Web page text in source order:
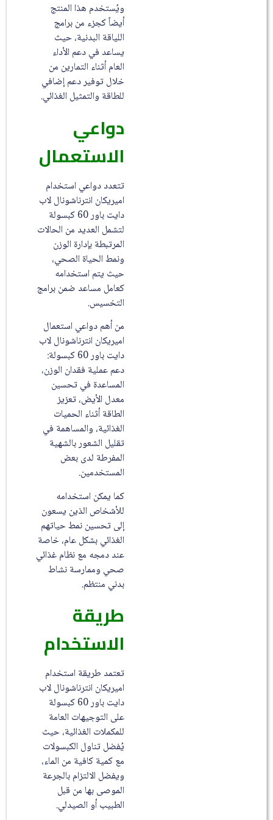
ويُستخدم هذا المنتج
أيضاً كجزء من برامج
اللياقة البدنية، حيث
يساعد في دعم الأداء
العام أثناء التمارين من
خلال توفير دعم إضافي
للطاقة والتمثيل الغذائي.
دواعي
الاستعمال
تتعدد دواعي استخدام
اميريكان انترناشونال لاب
دايت باور 60 كبسولة
لتشمل العديد من الحالات
المرتبطة بإدارة الوزن
ونمط الحياة الصحي،
حيث يتم استخدامه
كعامل مساعد ضمن برامج
التخسيس.
من أهم دواعي استعمال
اميريكان انترناشونال لاب
دايت باور 60 كبسولة:
دعم عملية فقدان الوزن،
المساعدة في تحسين
معدل الأيض، تعزيز
الطاقة أثناء الحميات
الغذائية، والمساهمة في
تقليل الشعور بالشهية
المفرطة لدى بعض
المستخدمين.
كما يمكن استخدامه
للأشخاص الذين يسعون
إلى تحسين نمط حياتهم
الغذائي بشكل عام، خاصة
عند دمجه مع نظام غذائي
صحي وممارسة نشاط
بدني منتظم.
طريقة
الاستخدام
تعتمد طريقة استخدام
اميريكان انترناشونال لاب
دايت باور 60 كبسولة
على التوجيهات العامة
للمكملات الغذائية، حيث
يُفضل تناول الكبسولات
مع كمية كافية من الماء،
ويفضل الالتزام بالجرعة
الموصى بها من قبل
الطبيب أو الصيدلي.